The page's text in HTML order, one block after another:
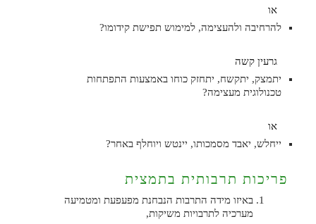
או
להרחיבה ולהעצימה, למימוש תפישת קידומו?
גרעין קשה
יתמצק, יתקשח, יתחזק כוחו באמצעות התפתחות
טכנולוגית מעצימה?
או
ייחלש, יאבד מסמכותו, יינטש ויוחלף באחר?
פריכות תרבותית בתמצית
באיזו מידה התרבות הנבחנת מפעפעת ומטמיעה
מערכיה לתרבויות משיקות,